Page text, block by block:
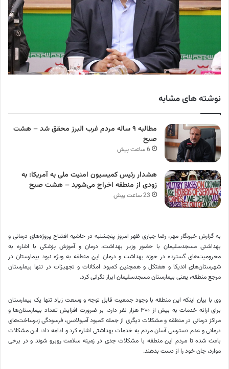
نوشته های مشابه
مطالبه ۹ ساله مردم غرب البرز محقق شد – هشت
صبح
6 ساعت پیش
هشدار رئیس کمیسیون امنیت ملی به آمریکا: به
زودی از منطقه اخراج می‌شوید – هشت صبح
23 ساعت پیش
به گزارش خبرنگار مهر، رضا جباری ظهر امروز پنجشنبه در حاشیه افتتاح پروژه‌های درمانی و
بهداشتی مسجدسلیمان با حضور وزیر بهداشت، درمان و آموزش پزشکی با اشاره به
محرومیت‌های گسترده در حوزه بهداشت و درمان این منطقه به ویژه نبود بیمارستان در
شهرستان‌های اندیکا و هفتکلو همچنین کمبود امکانات و تجهیزات در تنها بیمارستان
مرجع منطقه، یعنی بیمارستان مسجدسلیمان ابراز نگرانی کرد.
وی با بیان اینکه این منطقه با وجود جمعیت قابل توجه و وسعت زیاد تنها یک بیمارستان
برای ارائه خدمات به بیش از ۳۰۰ هزار نفر دارد، بر ضرورت افزایش تعداد بیمارستان‌ها و
مراکز درمانی در منطقه و مشکلات دیگری از جمله کمبود آمبولانس، فرسودگی زیرساخت‌های
درمانی و عدم دسترسی آسان مردم به خدمات بهداشتی اشاره کرد و ادامه داد: این مشکلات
باعث شده تا مردم این منطقه با مشکلات جدی در زمینه سلامت روبرو شوند و در برخی
موارد، جان خود را از دست بدهند.